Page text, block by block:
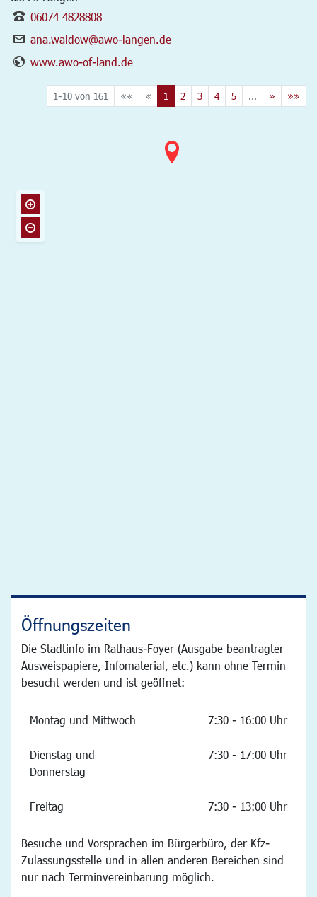
06074 4828808
ana.waldow@awo-langen.de
www.awo-of-land.de
1-10 von 161 «« « 1 2 3 4 5 ... » »»
Öffnungszeiten
Die Stadtinfo im Rathaus-Foyer (Ausgabe beantragter
Ausweispapiere, Infomaterial, etc.) kann ohne Termin
besucht werden und ist geöffnet:
Montag und Mittwoch 7:30 - 16:00 Uhr
Dienstag und
Donnerstag
7:30 - 17:00 Uhr
Freitag 7:30 - 13:00 Uhr
Besuche und Vorsprachen im Bürgerbüro, der Kfz-
Zulassungsstelle und in allen anderen Bereichen sind
nur nach Terminvereinbarung möglich.